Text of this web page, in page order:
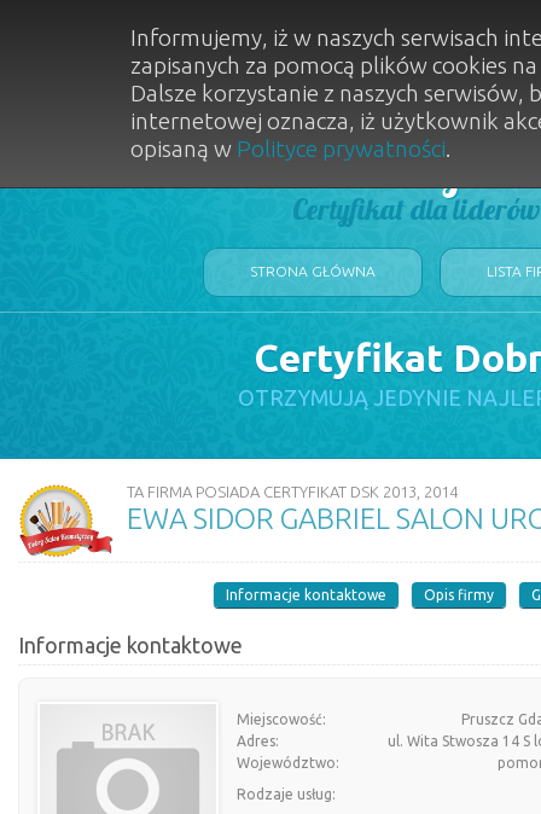
Dobry
Certyfikat dla
STRONA GŁÓWNA LISTA
Certyfikat
OTRZYMUJĄ JEDYNIE
TA FIRMA POSIADA CERTYFIKAT DSK 2013, 2014
EWA SIDOR GABRIEL SALON
Informacje kontaktowe Opis firmy
Informacje kontaktowe
Miejscowość:
Pruszcz
Adres:
ul. Wita Stwosza 14 S
Województwo:
Rodzaje usług:
Informujemy, iż w naszych serwisach
zapisanych za pomocą plików cookies
Dalsze korzystanie z naszych
internetowej oznacza, iż użytkownik
opisaną w Polityce prywatności.